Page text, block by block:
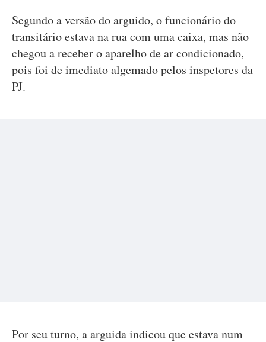
Segundo a versão do arguido, o funcionário do
transitário estava na rua com uma caixa, mas não
chegou a receber o aparelho de ar condicionado,
pois foi de imediato algemado pelos inspetores da
PJ.
Por seu turno, a arguida indicou que estava num